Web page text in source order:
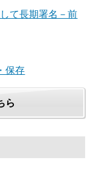
て長期署名－前
保存
ら